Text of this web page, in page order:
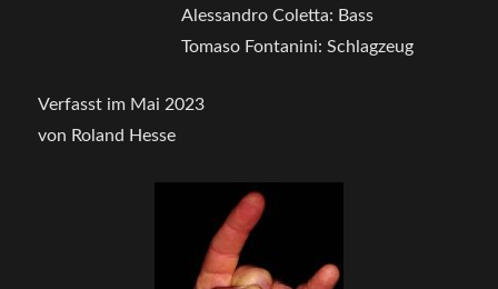
Alessandro Coletta: Bass
Tomaso Fontanini: Schlagzeug
Verfasst im Mai 2023
von Roland Hesse